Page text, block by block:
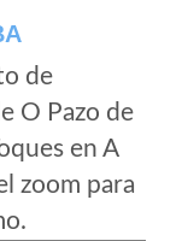
de
O Pazo de
en A
zoom para